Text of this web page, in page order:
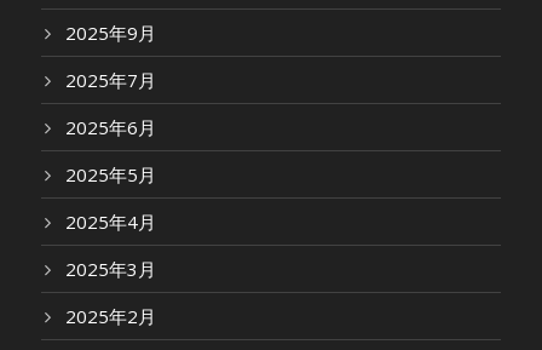
2025年9月
2025年7月
2025年6月
2025年5月
2025年4月
2025年3月
2025年2月